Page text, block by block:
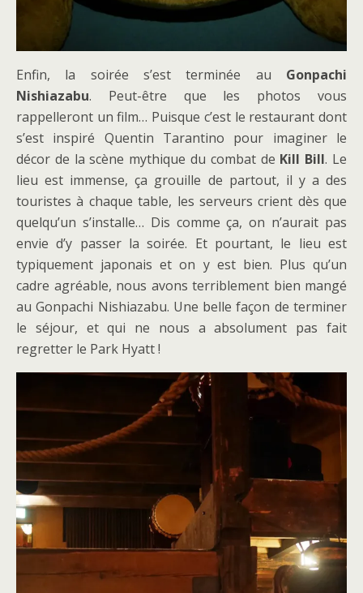
Enfin, la soirée s’est terminée au Gonpachi
Nishiazabu. Peut-être que les photos vous
rappelleront un film… Puisque c’est le restaurant dont
s’est inspiré Quentin Tarantino pour imaginer le
décor de la scène mythique du combat de Kill Bill. Le
lieu est immense, ça grouille de partout, il y a des
touristes à chaque table, les serveurs crient dès que
quelqu’un s’installe… Dis comme ça, on n’aurait pas
envie d’y passer la soirée. Et pourtant, le lieu est
typiquement japonais et on y est bien. Plus qu’un
cadre agréable, nous avons terriblement bien mangé
au Gonpachi Nishiazabu. Une belle façon de terminer
le séjour, et qui ne nous a absolument pas fait
regretter le Park Hyatt !